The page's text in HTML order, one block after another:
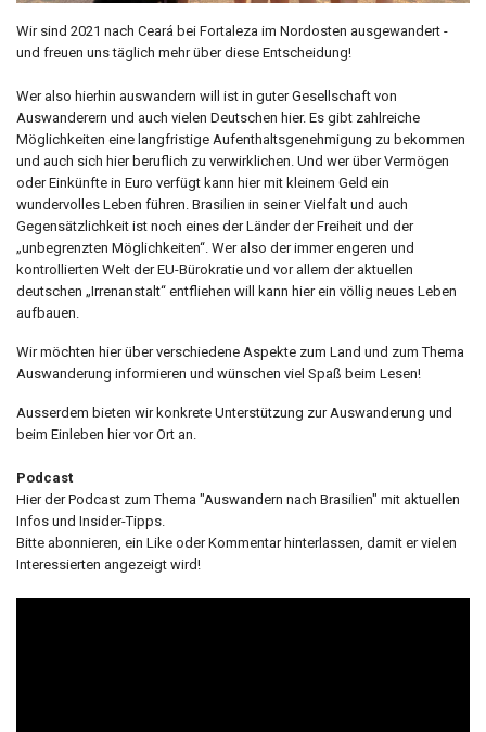
Wir sind 2021 nach Ceará bei Fortaleza im Nordosten ausgewandert -
und freuen uns täglich mehr über diese Entscheidung!
Wer also hierhin auswandern will ist in guter Gesellschaft von
Auswanderern und auch vielen Deutschen hier. Es gibt zahlreiche
Möglichkeiten eine langfristige Aufenthaltsgenehmigung zu bekommen
und auch sich hier beruflich zu verwirklichen. Und wer über Vermögen
oder Einkünfte in Euro verfügt kann hier mit kleinem Geld ein
wundervolles Leben führen. Brasilien in seiner Vielfalt und auch
Gegensätzlichkeit ist noch eines der Länder der Freiheit und der
„unbegrenzten Möglichkeiten“. Wer also der immer engeren und
kontrollierten Welt der EU-Bürokratie und vor allem der aktuellen
deutschen „Irrenanstalt“ entfliehen will kann hier ein völlig neues Leben
aufbauen.
Wir möchten hier über verschiedene Aspekte zum Land und zum Thema
Auswanderung informieren und wünschen viel Spaß beim Lesen!
Ausserdem bieten wir konkrete Unterstützung zur Auswanderung und
beim Einleben hier vor Ort an.
Podcast
Hier der Podcast zum Thema "Auswandern nach Brasilien" mit aktuellen
Infos und Insider-Tipps.
Bitte abonnieren, ein Like oder Kommentar hinterlassen, damit er vielen
Interessierten angezeigt wird!